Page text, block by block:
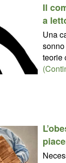
Il
a
Una
teorie